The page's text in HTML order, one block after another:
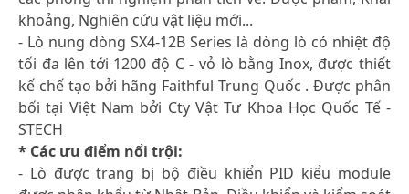
khoảng, Nghiên cứu vật liệu mới...
- Lò nung dòng SX4-12B Series là dòng lò có nhiệt độ
tối đa lên tới 1200 độ C - vỏ lò bằng Inox, được thiết
kế chế tạo bởi hãng Faithful Trung Quốc . Được phân
bối tại Việt Nam bởi Cty Vật Tư Khoa Học Quốc Tế -
STECH
* Các ưu điểm nổi trội:
- Lò được trang bị bộ điều khiển PID kiểu module